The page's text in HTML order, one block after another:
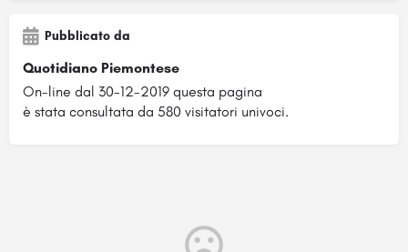
Pubblicato da
Quotidiano Piemontese
On-line dal 30-12-2019 questa pagina
è stata consultata da 580 visitatori univoci.